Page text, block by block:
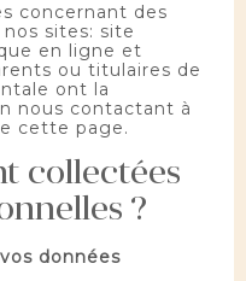
concernant des
sites: site
en ligne et
ou titulaires de
ont la
nous contactant à
cette page.
collectées
?
données